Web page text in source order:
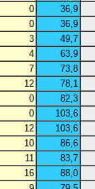
0
36,9
0
36,9
3
49,7
4
63,9
7
73,8
12
78,1
0
82,3
0
103,6
12
103,6
10
86,6
11
83,7
16
88,0